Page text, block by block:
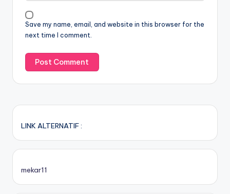
Save my name, email, and website in this browser for the
next time I comment.
LINK ALTERNATIF :
mekar11